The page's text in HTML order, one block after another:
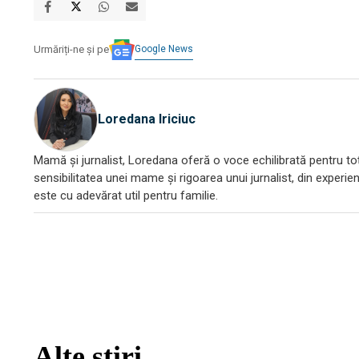
Urmăriți-ne și pe Google News
Loredana Iriciuc
Mamă și jurnalist, Loredana oferă o voce echilibrată pentru
sensibilitatea unei mame și rigoarea unui jurnalist, din
este cu adevărat util pentru familie.